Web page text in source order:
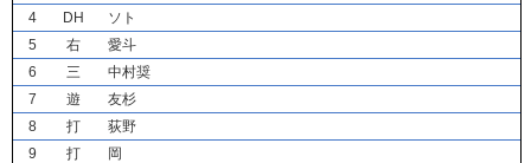
4
DH
ソト
5
右
愛斗
6
三
中村奨
7
遊
友杉
8
打
荻野
9
打
岡